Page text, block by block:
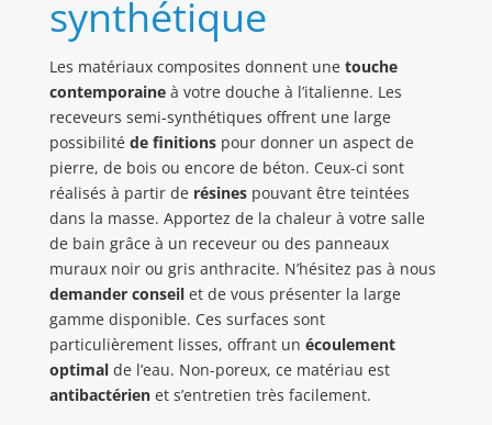
synthétique
Les matériaux composites donnent une touche
contemporaineà votre douche à l’italienne. Les
receveurs semi-synthétiques offrent une large
possibilité de finitionspour donner un aspect de
pierre, de bois ou encore de béton. Ceux-ci sont
réalisés à partir de résinespouvant être teintées
dans la masse. Apportez de la chaleur à votre salle
de bain grâce à un receveur ou des panneaux
muraux noir ou gris anthracite. N’hésitez pas à nous
demander conseilet de vous présenter la large
gamme disponible. Ces surfaces sont
particulièrement lisses, offrant un écoulement
optimalde l’eau. Non-poreux, ce matériau est
antibactérienet s’entretien très facilement.